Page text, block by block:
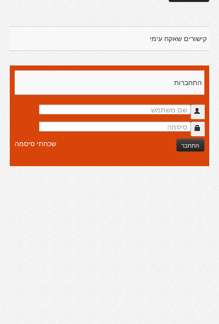
קישורים שאקח עימי
התחברות
התחבר שכחתי סיסמה